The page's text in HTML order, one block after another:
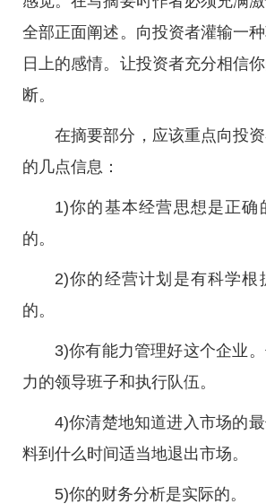
全部正面阐述。向投资者灌输一
日上的感情。让投资者充分相信
断。
在摘要部分，应该重点向投
的几点信息：
1)你的基本经营思想是正确
的。
2)你的经营计划是有科学根
的。
3)你有能力管理好这个企业
力的领导班子和执行队伍。
4)你清楚地知道进入市场的
料到什么时间适当地退出市场。
5)你的财务分析是实际的。